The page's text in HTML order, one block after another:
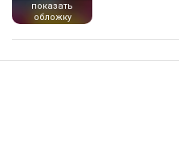
показать
обложку